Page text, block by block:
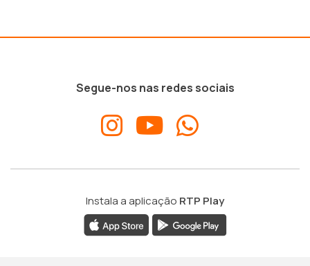
Segue-nos nas redes sociais
Instala a aplicação RTP Play